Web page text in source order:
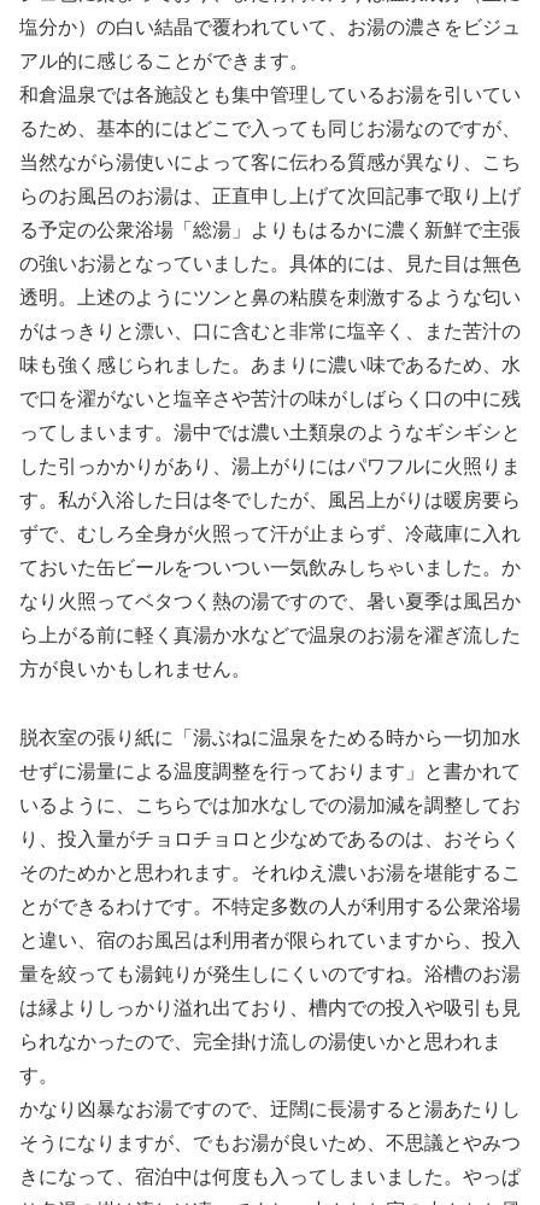
塩分か）の白い結晶で覆われていて、お湯の濃さをビジュ
アル的に感じることができます。
和倉温泉では各施設とも集中管理しているお湯を引いてい
るため、基本的にはどこで入っても同じお湯なのですが、
当然ながら湯使いによって客に伝わる質感が異なり、こち
らのお風呂のお湯は、正直申し上げて次回記事で取り上げ
る予定の公衆浴場「総湯」よりもはるかに濃く新鮮で主張
の強いお湯となっていました。具体的には、見た目は無色
透明。上述のようにツンと鼻の粘膜を刺激するような匂い
がはっきりと漂い、口に含むと非常に塩辛く、また苦汁の
味も強く感じられました。あまりに濃い味であるため、水
で口を濯がないと塩辛さや苦汁の味がしばらく口の中に残
ってしまいます。湯中では濃い土類泉のようなギシギシと
した引っかかりがあり、湯上がりにはパワフルに火照りま
す。私が入浴した日は冬でしたが、風呂上がりは暖房要ら
ずで、むしろ全身が火照って汗が止まらず、冷蔵庫に入れ
ておいた缶ビールをついつい一気飲みしちゃいました。か
なり火照ってベタつく熱の湯ですので、暑い夏季は風呂か
ら上がる前に軽く真湯か水などで温泉のお湯を濯ぎ流した
方が良いかもしれません。
脱衣室の張り紙に「湯ぶねに温泉をためる時から一切加水
せずに湯量による温度調整を行っております」と書かれて
いるように、こちらでは加水なしでの湯加減を調整してお
り、投入量がチョロチョロと少なめであるのは、おそらく
そのためかと思われます。それゆえ濃いお湯を堪能するこ
とができるわけです。不特定多数の人が利用する公衆浴場
と違い、宿のお風呂は利用者が限られていますから、投入
量を絞っても湯鈍りが発生しにくいのですね。浴槽のお湯
は縁よりしっかり溢れ出ており、槽内での投入や吸引も見
られなかったので、完全掛け流しの湯使いかと思われま
す。
かなり凶暴なお湯ですので、迂闊に長湯すると湯あたりし
そうになりますが、でもお湯が良いため、不思議とやみつ
きになって、宿泊中は何度も入ってしまいました。やっぱ